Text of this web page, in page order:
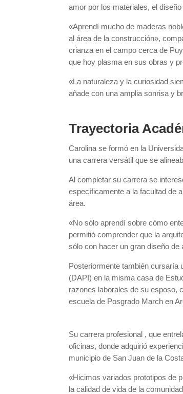
amor por los materiales, el
«Aprendí mucho de maderas
al área de la construcción»,
crianza en el campo cerca de
que hoy plasma en sus obras y
«La naturaleza y la curiosidad
añade con una amplia sonrisa y
Trayectoria
Carolina se formó en la
una carrera versátil que se
Al completar su carrera se
específicamente a la facultad de
área.
«No sólo aprendí sobre cómo
permitió comprender que la
sólo con hacer un gran diseño de
Posteriormente también cursaría
(DAPI) en la misma casa de
razones laborales de su esposo,
escuela de Posgrado March en
Su carrera profesional , que
oficinas, donde adquirió
municipio de San Juan de la
«Hicimos variados prototipos de
la calidad de vida de la